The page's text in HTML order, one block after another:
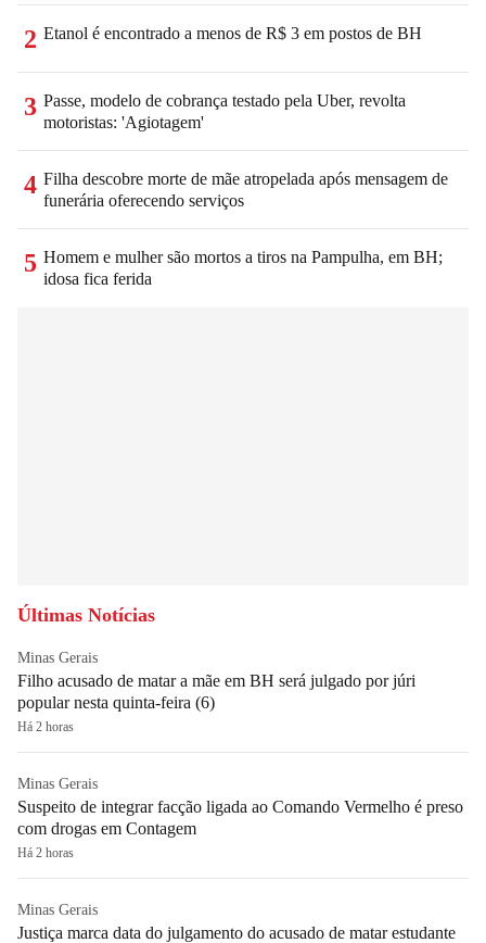
2 Etanol é encontrado a menos de R$ 3 em postos de BH
3 Passe, modelo de cobrança testado pela Uber, revolta
motoristas: 'Agiotagem'
4 Filha descobre morte de mãe atropelada após mensagem de
funerária oferecendo serviços
5 Homem e mulher são mortos a tiros na Pampulha, em BH;
idosa fica ferida
Últimas Notícias
Minas Gerais
Filho acusado de matar a mãe em BH será julgado por júri
popular nesta quinta-feira (6)
Há 2 horas
Minas Gerais
Suspeito de integrar facção ligada ao Comando Vermelho é preso
com drogas em Contagem
Há 2 horas
Minas Gerais
Justiça marca data do julgamento do acusado de matar estudante